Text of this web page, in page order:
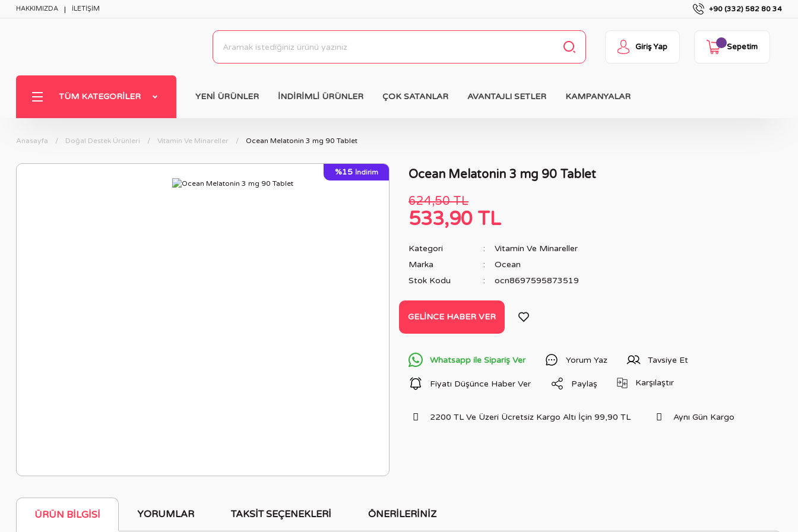
HAKKIMIZDA İLETİŞİM +90 (332) 582 80 34
Giriş Yap Sepetim
TÜM KATEGORILER YENİ ÜRÜNLER İNDİRİMLİ ÜRÜNLER ÇOK SATANLAR AVANTAJLI SETLER KAMPANYALAR
Anasayfa Doğal Destek Ürünleri Vitamin Ve Minareller Ocean Melatonin 3 mg 90 Tablet
%15 İndirim
Ocean Melatonin 3 mg 90 Tablet
624,50 TL
533,90 TL
Kategori
Vitamin Ve Minareller
Marka
Ocean
Stok Kodu
ocn8697595873519
GELINCE HABER VER
Whatsapp ile Sipariş Ver Yorum Yaz Tavsiye Et
Fiyatı Düşünce Haber Ver Paylaş Karşılaştır
2200 TL Ve Üzeri Ücretsiz Kargo Altı İçin 99,90 TL Aynı Gün Kargo
ÜRÜN BILGISI YORUMLAR TAKSIT SEÇENEKLERI ÖNERILERINIZ